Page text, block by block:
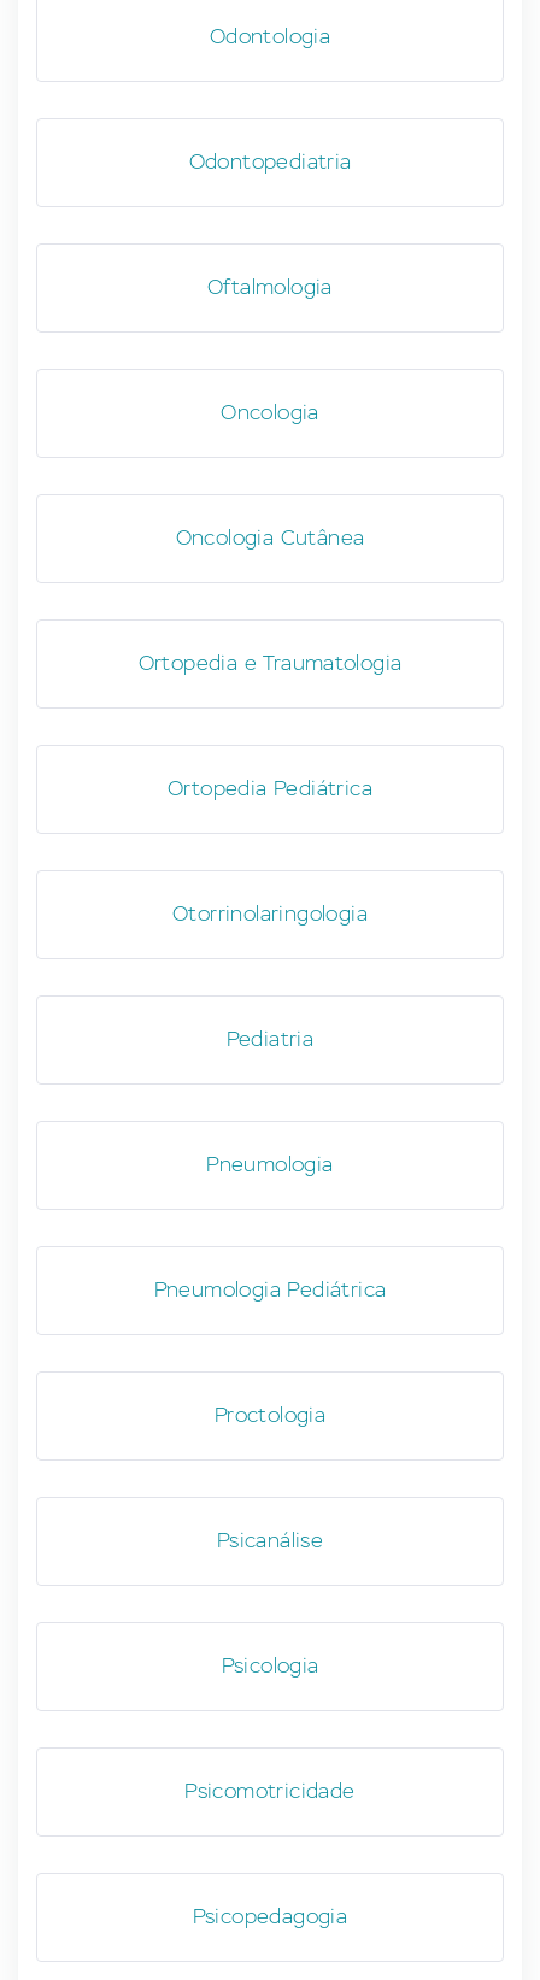
Odontologia
Odontopediatria
Oftalmologia
Oncologia
Oncologia Cutânea
Ortopedia e Traumatologia
Ortopedia Pediátrica
Otorrinolaringologia
Pediatria
Pneumologia
Pneumologia Pediátrica
Proctologia
Psicanálise
Psicologia
Psicomotricidade
Psicopedagogia